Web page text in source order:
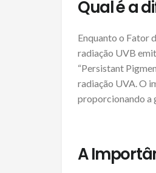
Qual é a
Enquanto o Fator
radiação UVB
“Persistant
radiação UVA. O
proporcionando a
A